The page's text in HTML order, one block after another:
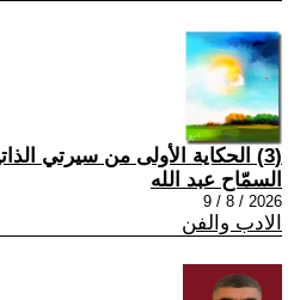
(3) الحكاية الأولى من سيرتي الذاتية، 25
السمّاح عبد الله
2026 / 8 / 9
الادب والفن